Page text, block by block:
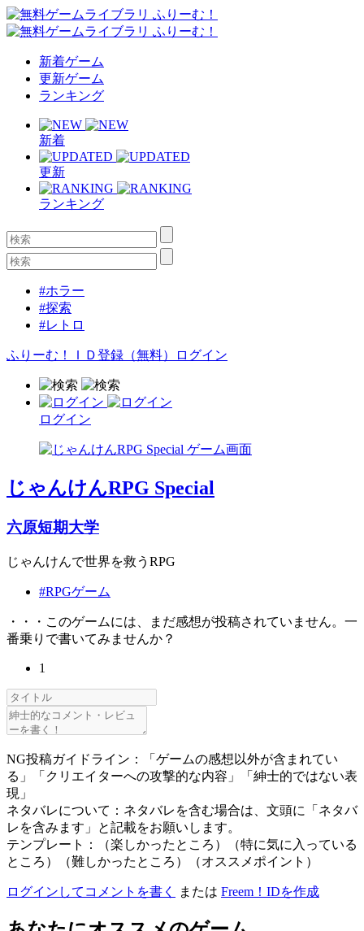
新着ゲーム
更新ゲーム
ランキング
新着
更新
ランキング
#ホラー
#探索
#レトロ
ふりーむ！ＩＤ登録（無料） ログイン
ログイン
じゃんけんRPG Special
六原短期大学
じゃんけんで世界を救うRPG
#RPGゲーム
・・・このゲームには、まだ感想が投稿されていません。一
番乗りで書いてみませんか？
1
NG投稿ガイドライン：「ゲームの感想以外が含まれてい
る」「クリエイターへの攻撃的な内容」「紳士的ではない表
現」
ネタバレについて：ネタバレを含む場合は、文頭に「ネタバ
レを含みます」と記載をお願いします。
テンプレート：（楽しかったところ）（特に気に入っている
ところ）（難しかったところ）（オススメポイント）
ログインしてコメントを書く または Freem！IDを作成